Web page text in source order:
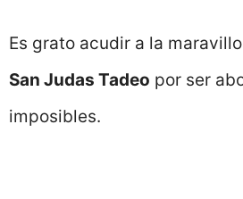
Es grato acudir a la
San Judas Tadeo por ser
imposibles.